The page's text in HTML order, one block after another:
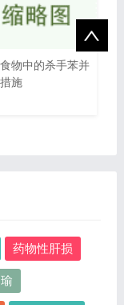
物中的杀手苯并
施
药物性肝损